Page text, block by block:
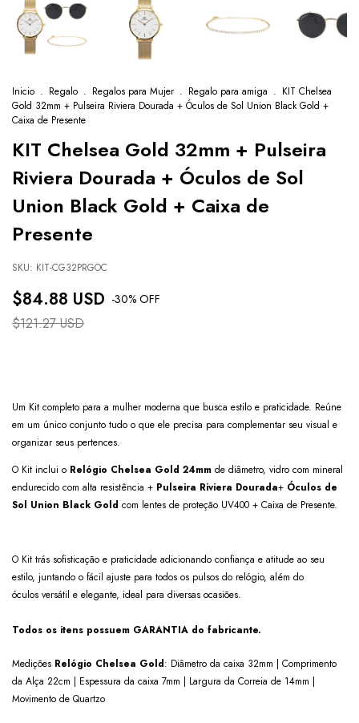
Inicio . Regalo . Regalos para Mujer . Regalo para amiga . KIT Chelsea
Gold 32mm + Pulseira Riviera Dourada + Óculos de Sol Union Black Gold +
Caixa de Presente
KIT Chelsea Gold 32mm + Pulseira
Riviera Dourada + Óculos de Sol
Union Black Gold + Caixa de
Presente
SKU: KIT-CG32PRGOC
$84.88 USD -30% OFF
$121.27 USD
Um Kit completo para a mulher moderna que busca estilo e praticidade. Reúne
em um único conjunto tudo o que ele precisa para complementar seu visual e
organizar seus pertences.
O Kit inclui o Relógio Chelsea Gold 24mm de diâmetro, vidro com mineral
endurecido com alta resistência + Pulseira Riviera Dourada+ Óculos de
Sol Union Black Gold com lentes de proteção UV400 + Caixa de Presente.
O Kit trás sofisticação e praticidade adicionando confiança e atitude ao seu
estilo, juntando o fácil ajuste para todos os pulsos do relógio, além do
óculos versátil e elegante, ideal para diversas ocasiões.
Todos os itens possuem GARANTIA do fabricante.
Medições Relógio Chelsea Gold: Diâmetro da caixa 32mm | Comprimento
da Alça 22cm | Espessura da caixa 7mm | Largura da Correia de 14mm |
Movimento de Quartzo